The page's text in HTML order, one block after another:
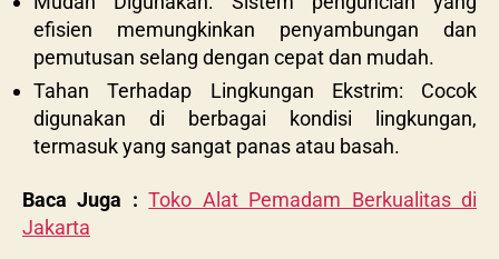
efisien memungkinkan penyambungan dan
pemutusan selang dengan cepat dan mudah.
Tahan Terhadap Lingkungan Ekstrim: Cocok
digunakan di berbagai kondisi lingkungan,
termasuk yang sangat panas atau basah.
Baca Juga : Toko Alat Pemadam Berkualitas di
Jakarta